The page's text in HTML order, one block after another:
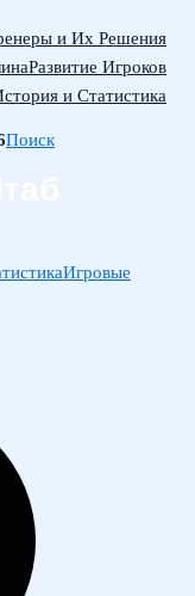
и Их Решения
Развитие Игроков
и Статистика
Поиск
Игровые